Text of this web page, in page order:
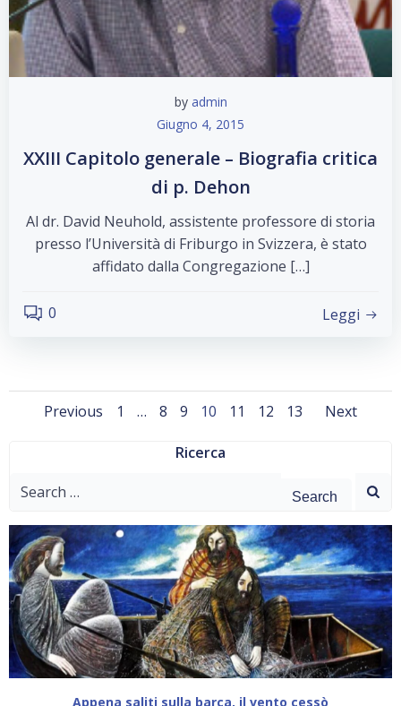
by admin
Giugno 4, 2015
XXIII Capitolo generale – Biografia critica
di p. Dehon
Al dr. David Neuhold, assistente professore di storia
presso l’Università di Friburgo in Svizzera, è stato
affidato dalla Congregazione […]
0 Leggi
Posts
navigation
Previous
Posts
navigation
Page
1 … Page
8 Page
9 Page
10 Page
11 Page
12 Page
13 Next
Ricerca
Search
Appena saliti sulla barca, il vento cessò